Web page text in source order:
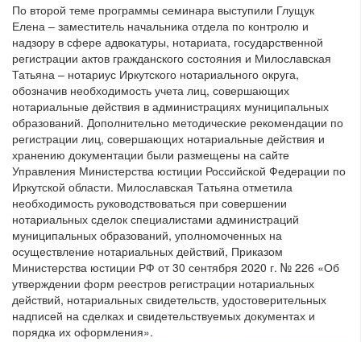
По второй теме программы семинара выступили Глущук
Елена – заместитель начальника отдела по контролю и
надзору в сфере адвокатуры, нотариата, государственной
регистрации актов гражданского состояния и Милославская
Татьяна – нотариус Иркутского нотариального округа,
обозначив необходимость учета лиц, совершающих
нотариальные действия в администрациях муниципальных
образований. Дополнительно методические рекомендации по
регистрации лиц, совершающих нотариальные действия и
хранению документации были размещены на сайте
Управления Министерства юстиции Российской Федерации по
Иркутской области. Милославская Татьяна отметила
необходимость руководствоваться при совершении
нотариальных сделок специалистами администраций
муниципальных образований, уполномоченных на
осуществление нотариальных действий, Приказом
Министерства юстиции РФ от 30 сентября 2020 г. № 226 «Об
утверждении форм реестров регистрации нотариальных
действий, нотариальных свидетельств, удостоверительных
надписей на сделках и свидетельствуемых документах и
порядка их оформления».